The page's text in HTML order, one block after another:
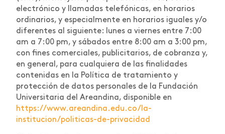
electrónico y llamadas telefónicas, en horarios
ordinarios, y especialmente en horarios iguales y/o
diferentes al siguiente: lunes a viernes entre 7:00
am a 7:00 pm, y sábados entre 8:00 am a 3:00 pm,
con fines comerciales, publicitarios, de cobranza y,
en general, para cualquiera de las finalidades
contenidas en la Política de tratamiento y
protección de datos personales de la Fundación
Universitaria del Areandina, disponible en
https://www.areandina.edu.co/la-
institucion/politicas-de-privacidad